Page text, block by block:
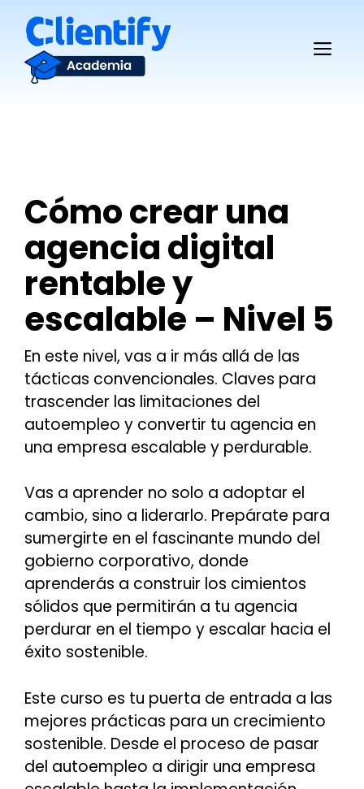
contenido
Cómo crear una
agencia digital
rentable y
escalable – Nivel 5
En este nivel, vas a ir más allá de las
tácticas convencionales. Claves para
trascender las limitaciones del
autoempleo y convertir tu agencia en
una empresa escalable y perdurable.
Vas a aprender no solo a adoptar el
cambio, sino a liderarlo. Prepárate para
sumergirte en el fascinante mundo del
gobierno corporativo, donde
aprenderás a construir los cimientos
sólidos que permitirán a tu agencia
perdurar en el tiempo y escalar hacia el
éxito sostenible.
Este curso es tu puerta de entrada a las
mejores prácticas para un crecimiento
sostenible. Desde el proceso de pasar
del autoempleo a dirigir una empresa